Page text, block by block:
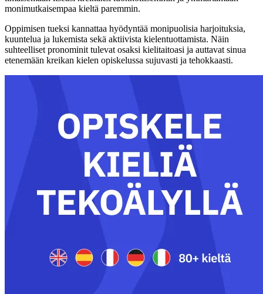
monimutkaisempaa kieltä paremmin.
Oppimisen tueksi kannattaa hyödyntää monipuolisia harjoituksia,
kuuntelua ja lukemista sekä aktiivista kielentuottamista. Näin
suhteelliset pronominit tulevat osaksi kielitaitoasi ja auttavat sinua
etenemään kreikan kielen opiskelussa sujuvasti ja tehokkaasti.